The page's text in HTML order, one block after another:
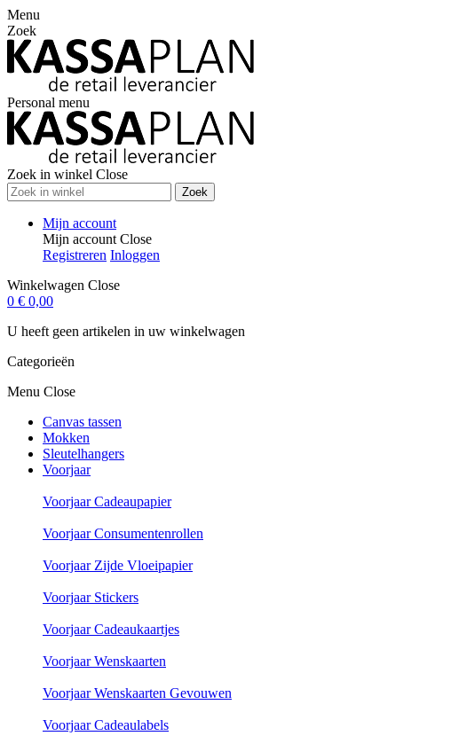
Menu
Zoek
Personal menu
Zoek in winkel Close
Zoek
Mijn account
Mijn account Close
Registreren Inloggen
Winkelwagen Close
0 € 0,00
U heeft geen artikelen in uw winkelwagen
Categorieën
Menu Close
Canvas tassen
Mokken
Sleutelhangers
Voorjaar
Voorjaar Cadeaupapier
Voorjaar Consumentenrollen
Voorjaar Zijde Vloeipapier
Voorjaar Stickers
Voorjaar Cadeaukaartjes
Voorjaar Wenskaarten
Voorjaar Wenskaarten Gevouwen
Voorjaar Cadeaulabels